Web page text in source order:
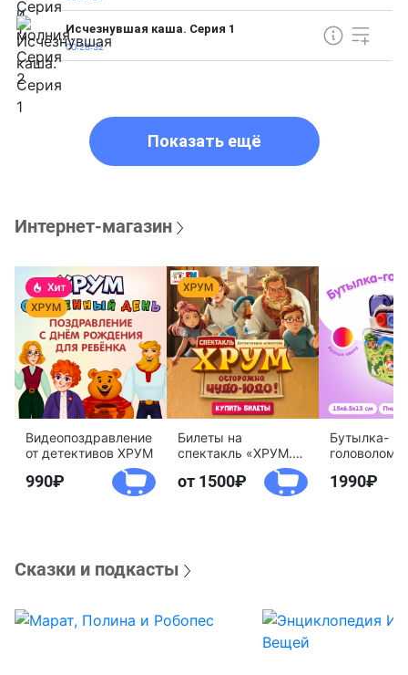
Исчезнувшая каша. Серия 1
00:28:32
Показать ещё
Интернет-магазин
Видеопоздравление
от детективов ХРУМ
990
Билеты на
спектакль «ХРУМ.
Осторожно, Чудо-
Юдо!»
от 1500
Бутылка-
агентство
1990
Сказки и подкасты